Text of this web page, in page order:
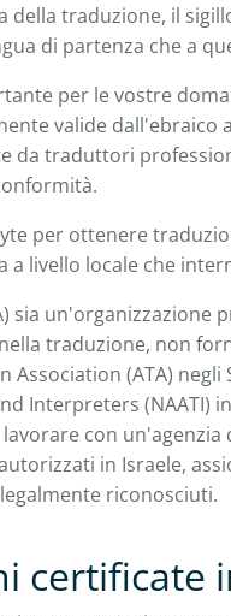
traduzione, il
di partenza che a
per le vostre
valide dall'ebraico
da traduttori
per ottenere
a livello locale che
sia un'organizzazione
traduzione, non
(ATA) negli
Interpreters (NAATI)
con un'agenzia
in Israele,
riconosciuti.
certificate